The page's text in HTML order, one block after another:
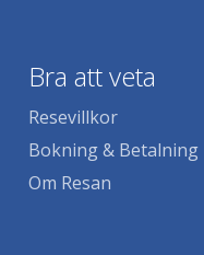
Bra att veta
Resevillkor
Bokning & Betalning
Om Resan